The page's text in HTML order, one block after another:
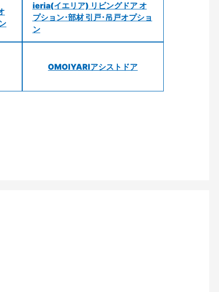
ieria(イエリア) リビングドア オ
プション･部材 引戸･吊戸オプショ
ン
OMOIYARIアシストドア